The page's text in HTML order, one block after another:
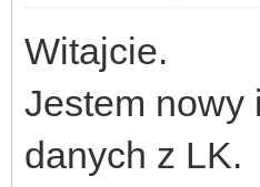
Witajcie.
Jestem nowy
danych z LK.